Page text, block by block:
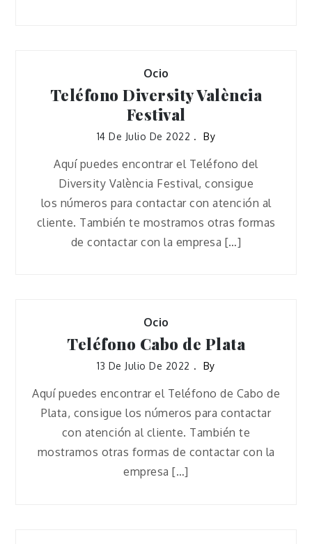
Ocio
Teléfono Diversity València
Festival
14 De Julio De 2022 By
Aquí puedes encontrar el Teléfono del
Diversity València Festival, consigue
los números para contactar con atención al
cliente. También te mostramos otras formas
de contactar con la empresa […]
Ocio
Teléfono Cabo de Plata
13 De Julio De 2022 By
Aquí puedes encontrar el Teléfono de Cabo de
Plata, consigue los números para contactar
con atención al cliente. También te
mostramos otras formas de contactar con la
empresa […]